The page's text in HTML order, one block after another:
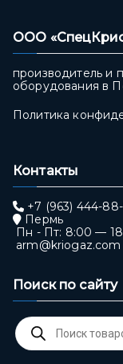
ООО
производитель и
оборудования в
Политика
Контакты
+7 (963) 444-
Пермь
Пн - Пт: 8:00 —
arm@kriogaz.com
Поиск по сайту
Поиск
товаров